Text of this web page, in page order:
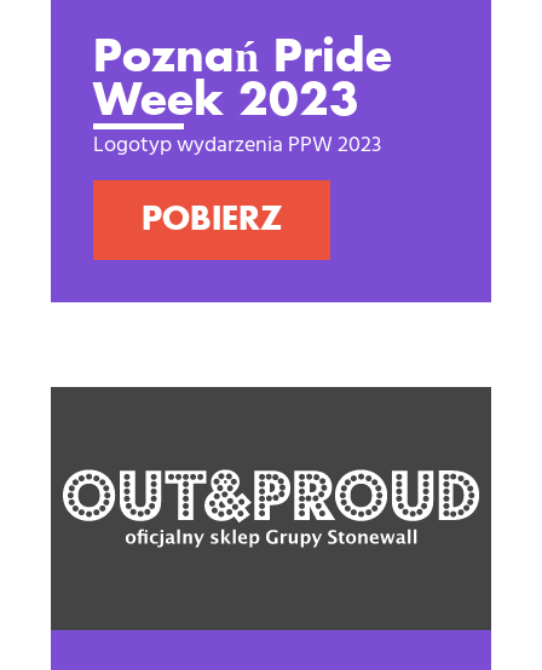
Poznań Pride
Week 2023
Logotyp wydarzenia PPW 2023
POBIERZ